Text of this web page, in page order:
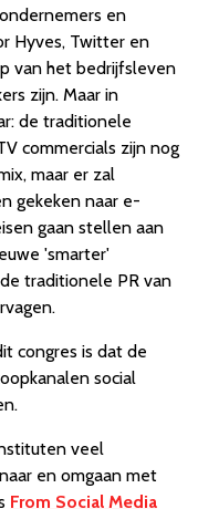
en
Hyves, Twitter en
van het bedrijfsleven
zijn. Maar in
de traditionele
commercials zijn nog
maar er zal
gekeken naar e-
gaan stellen aan
'smarter'
traditionele PR van
congres is dat de
social
veel
en omgaan met
From Social Media